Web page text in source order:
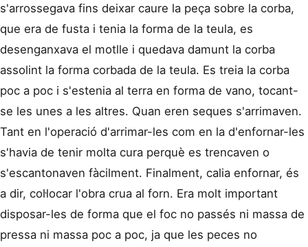
s'arrossegava fins deixar caure la peça sobre la corba,
que era de fusta i tenia la forma de la teula, es
desenganxava el motlle i quedava damunt la corba
assolint la forma corbada de la teula. Es treia la corba
poc a poc i s'estenia al terra en forma de vano, tocant-
se les unes a les altres. Quan eren seques s'arrimaven.
Tant en l'operació d'arrimar-les com en la d'enfornar-les
s'havia de tenir molta cura perquè es trencaven o
s'escantonaven fàcilment. Finalment, calia enfornar, és
a dir, col·locar l'obra crua al forn. Era molt important
disposar-les de forma que el foc no passés ni massa de
pressa ni massa poc a poc, ja que les peces no